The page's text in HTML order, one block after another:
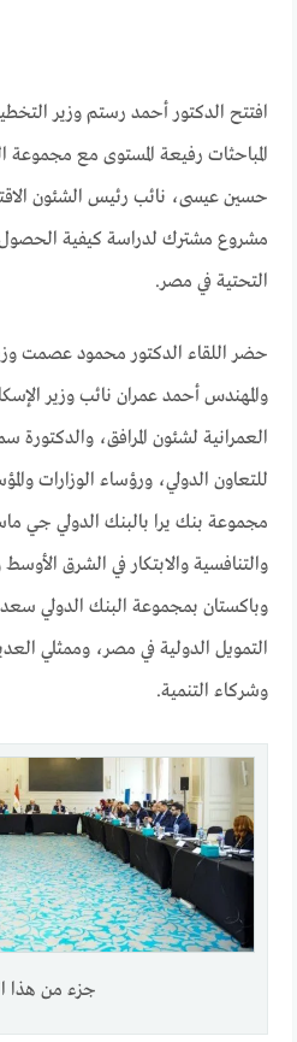
افتتح الدكتور أحمد رستم وزير
المباحثات رفيعة المستوى مع مجموعة
حسين عيسى، نائب رئيس الشئون
مشروع مشترك لدراسة كيفية الحصول
التحتية في مصر.
حضر اللقاء الدكتور محمود عصمت وزير
والمهندس أحمد عمران نائب وزير
العمرانية لشئون المرافق، والدكتورة
للتعاون الدولي، ورؤساء الوزارات
مجموعة بنك يرا بالبنك الدولي جي
والتنافسية والابتكار في الشرق
وباكستان بمجموعة البنك الدولي
التمويل الدولية في مصر، وممثلي
وشركاء التنمية.
جزء من هذا